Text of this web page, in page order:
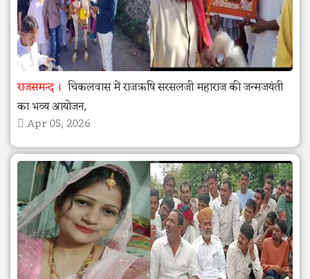
राजसमन्द
चिकलवास में राजऋषि सरसलजी महाराज की जन्मजयंती
का भव्य आयोजन,
Apr 05, 2026